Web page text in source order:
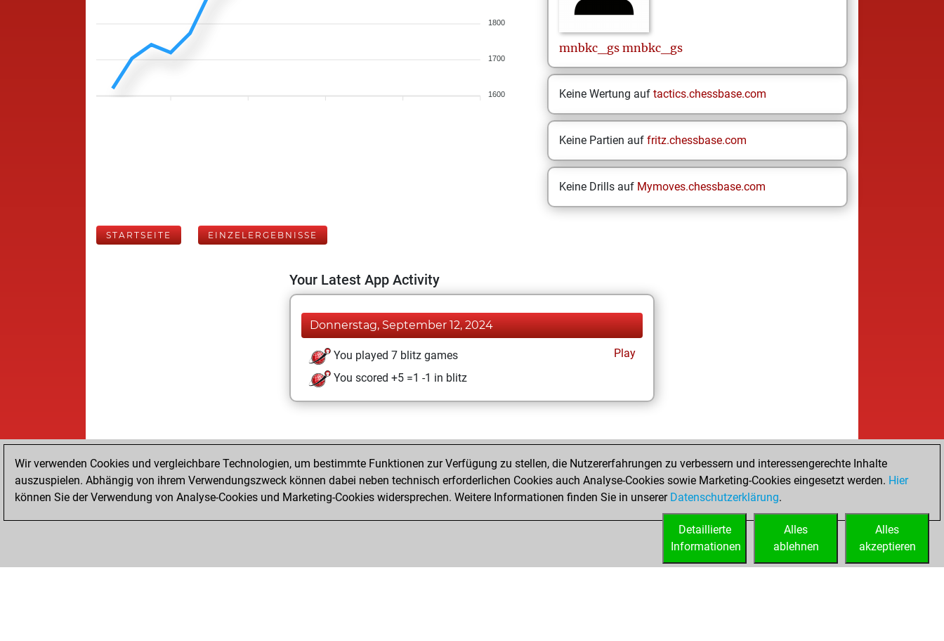
1800
1700
1600
mnbkc_gs mnbkc_gs
Keine Wertung auf tactics.chessbase.com
Keine Partien auf fritz.chessbase.com
Keine Drills auf Mymoves.chessbase.com
STARTSEITE EINZELERGEBNISSE
Your Latest App Activity
Donnerstag, September 12, 2024
You played 7 blitz games
Play
You scored +5 =1 -1 in blitz
Wir verwenden Cookies und vergleichbare Technologien, um bestimmte Funktionen zur Verfügung zu stellen, die Nutzererfahrungen zu verbessern und interessengerechte Inhalte
auszuspielen. Abhängig von ihrem Verwendungszweck können dabei neben technisch erforderlichen Cookies auch Analyse-Cookies sowie Marketing-Cookies eingesetzt werden. Hier
können Sie der Verwendung von Analyse-Cookies und Marketing-Cookies widersprechen. Weitere Informationen finden Sie in unserer Datenschutzerklärung.
Alles
akzeptieren
Alles
ablehnen
Detaillierte
Informationen